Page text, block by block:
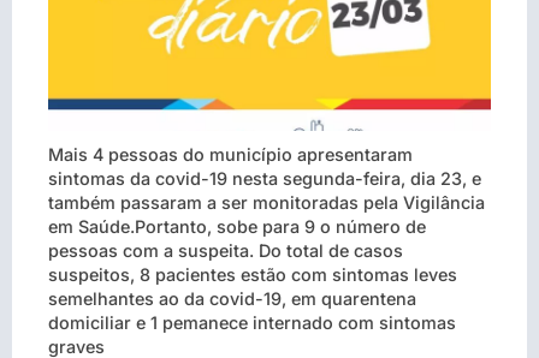
Mais 4 pessoas do município apresentaram
sintomas da covid-19 nesta segunda-feira, dia 23, e
também passaram a ser monitoradas pela Vigilância
em Saúde.Portanto, sobe para 9 o número de
pessoas com a suspeita. Do total de casos
suspeitos, 8 pacientes estão com sintomas leves
semelhantes ao da covid-19, em quarentena
domiciliar e 1 pemanece internado com sintomas
graves